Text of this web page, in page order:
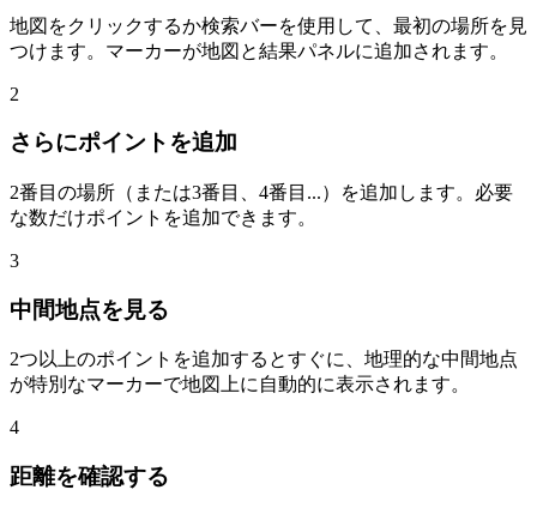
地図をクリックするか検索バーを使用して、最初の場所を見
つけます。マーカーが地図と結果パネルに追加されます。
2
さらにポイントを追加
2番目の場所（または3番目、4番目...）を追加します。必要
な数だけポイントを追加できます。
3
中間地点を見る
2つ以上のポイントを追加するとすぐに、地理的な中間地点
が特別なマーカーで地図上に自動的に表示されます。
4
距離を確認する